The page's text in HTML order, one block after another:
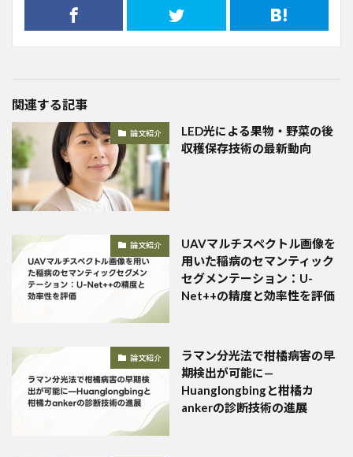
関連する記事
論文紹介
LED光による果物・野菜の後
収穫保存技術の最新動向
論文紹介
UAVマルチスペクトル画像を
用いた稲病のセマンティック
セグメンテーション：U-
Net++の精度と効率性を評価
論文紹介
ラマン分光法で柑橘病害の早
期検出が可能に—
Huanglongbingと柑橘カ
ankerの診断技術の進展